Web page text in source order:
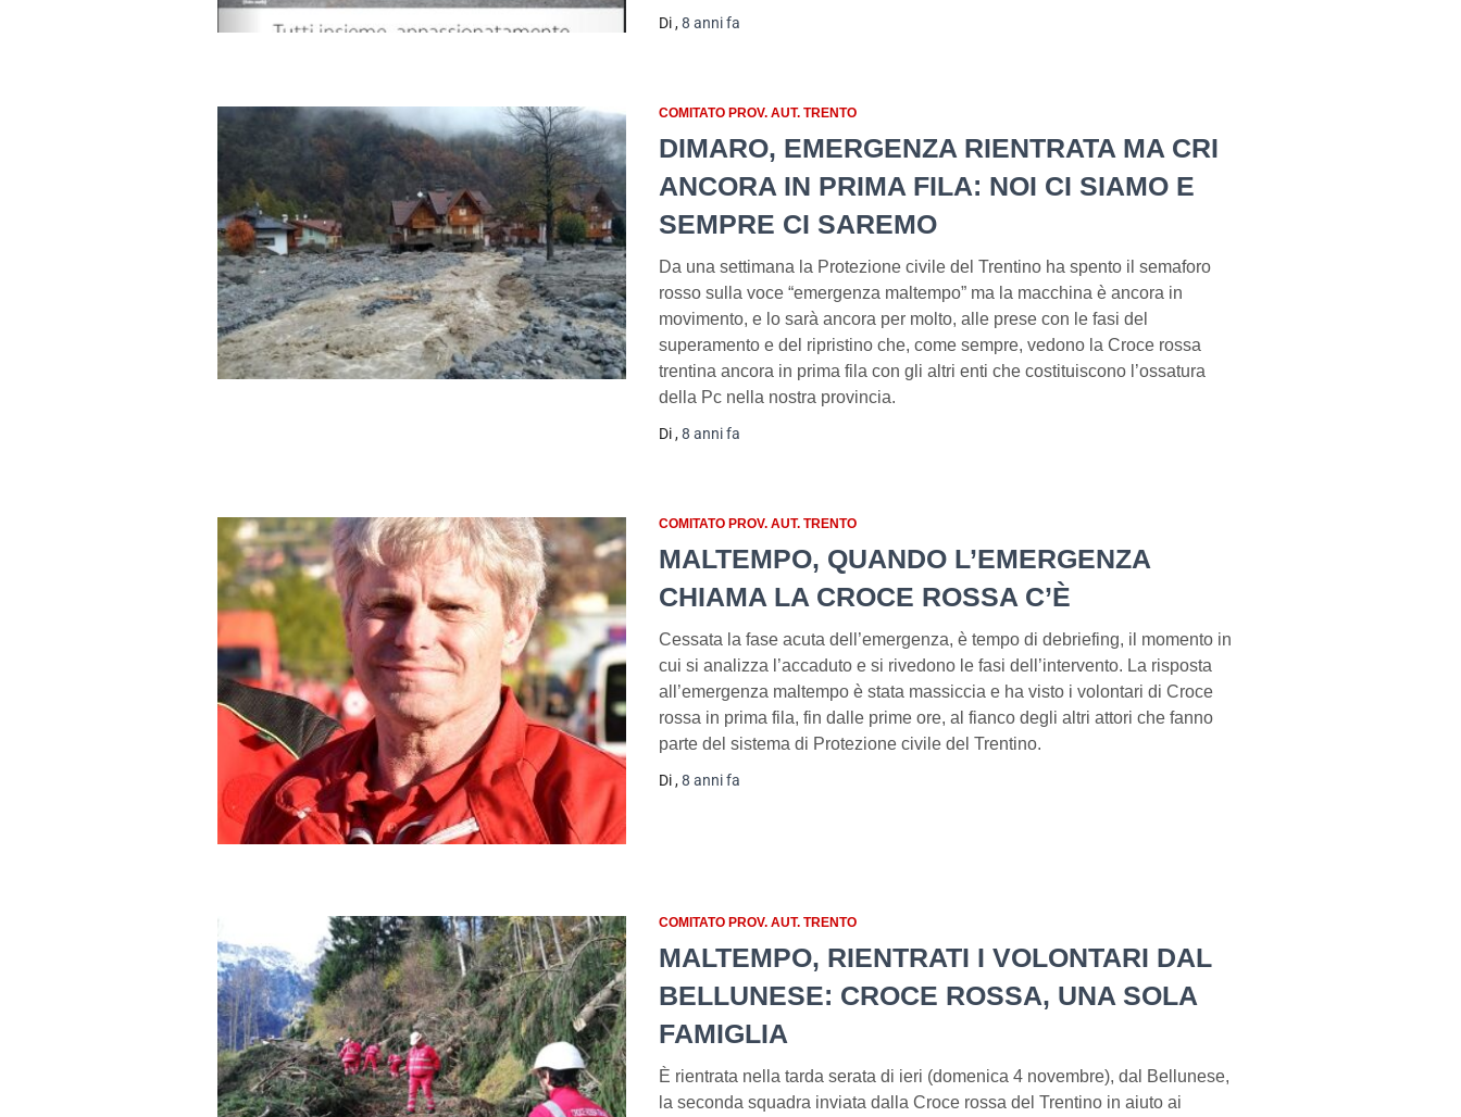
Di,8 annifa
COMITATO PROV. AUT. TRENTO
DIMARO, EMERGENZA RIENTRATA MA CRI
ANCORA IN PRIMA FILA: NOI CI SIAMO E
SEMPRE CI SAREMO
Da una settimana la Protezione civile del Trentino ha spento il semaforo
rosso sulla voce “emergenza maltempo” ma la macchina è ancora in
movimento, e lo sarà ancora per molto, alle prese con le fasi del
superamento e del ripristino che, come sempre, vedono la Croce rossa
trentina ancora in prima fila con gli altri enti che costituiscono l’ossatura
della Pc nella nostra provincia.
Di,8 annifa
COMITATO PROV. AUT. TRENTO
MALTEMPO, QUANDO L’EMERGENZA
CHIAMA LA CROCE ROSSA C’È
Cessata la fase acuta dell’emergenza, è tempo di debriefing, il momento in
cui si analizza l’accaduto e si rivedono le fasi dell’intervento. La risposta
all’emergenza maltempo è stata massiccia e ha visto i volontari di Croce
rossa in prima fila, fin dalle prime ore, al fianco degli altri attori che fanno
parte del sistema di Protezione civile del Trentino.
Di,8 annifa
COMITATO PROV. AUT. TRENTO
MALTEMPO, RIENTRATI I VOLONTARI DAL
BELLUNESE: CROCE ROSSA, UNA SOLA
FAMIGLIA
È rientrata nella tarda serata di ieri (domenica 4 novembre), dal Bellunese,
la seconda squadra inviata dalla Croce rossa del Trentino in aiuto ai